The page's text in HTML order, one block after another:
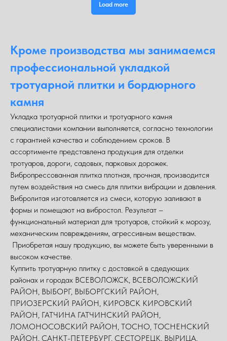
Load more
Кроме производства мы занимаемся
профессиональной укладкой
тротуарной плитки и бордюрного
камня
Укладка тротуарной плитки и тротуарного камня
специалистами компании выполняется, согласно технологии
с гарантией качества и соблюдением сроков. В
ассортименте представлена продукция для отделки
тротуаров, дороги, садовых, парковых дорожек.
Вибропрессованная плитка плотная, прочная, производится
путем воздействия на смесь для плитки вибрации и давления.
Вибролитая изготовляется из смеси, которую заливают в
формы и помещают на вибростол. Результат –
функциональный материал для тротуаров, стойкий к морозу,
механическим повреждениям, агрессивным веществам.
Приобретая нашу продукцию, вы можете быть уверенными в
высоком качестве.
Куппить тротуарную плитку с доставкой в сдедующих
районах и городах ВСЕВОЛОЖСК, ВСЕВОЛОЖСКИЙ
РАЙОН, ВЫБОРГ, ВЫБОРГСКИЙ РАЙОН,
ПРИОЗЕРСКИЙ РАЙОН, КИРОВСК КИРОВСКИЙ
РАЙОН, ГАТЧИНА ГАТЧИНСКИЙ РАЙОН,
ЛОМОНОСОВСКИЙ РАЙОН, ТОСНО, ТОСНЕНСКИЙ
РАЙОН, САНКТ-ПЕТЕРБУРГ, СЕСТОРЕЦК, ВЫРИЦА,